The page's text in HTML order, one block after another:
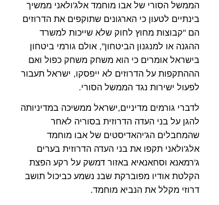
הממשל הסורי של אבו מוחמד אלג'ולאני ממשיך
בינתיים לטעון כי הארגונים שתוקפים את הדרוזים
הם "קבוצות מחוץ לחוק שלא שייכות למשרד
ההגנה או למנגנון הביטחון", אולם גורמי ביטחון
בישראל אומרים כי הוא משחק משחק כפול ואם
הההתקפות על הדרוזים לא ייפסקו, ישראל תעבור
לפעול ישירות נגד הממשל הסורי.
לדברי גורמים מדיניים,ישראל ממשיכה במדיניותה
להגן על בני העדה הדרוזית בסוריה לאחר
שהמחבלים הג'יהאדיסטים של אבו מוחמד
אלג'ולאני תקפו את בני העדה הדרוזית בערים
ג'רמאנא וסחאנאיא באזור דמשק על רקע הפצת
הקלטת אודיו מפוברקת שבנ נשמע כביכול תושב
דרוזי מקלל את הנביא מוחמד.